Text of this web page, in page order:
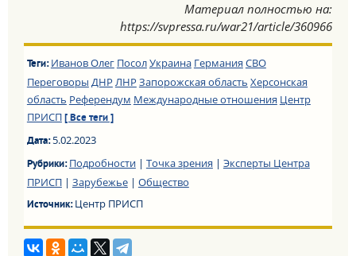
Материал полностью на:
https://svpressa.ru/war21/article/360966
Теги: Иванов Олег ПосолУкраина Германия СВО
Переговоры ДНР ЛНР Запорожская область Херсонская
область Референдум Международные отношения Центр
ПРИСП [ Все теги ]
Дата:5.02.2023
Рубрики:Подробности| Точка зрения | Эксперты Центра
ПРИСП| Зарубежье| Общество
Источник:Центр ПРИСП